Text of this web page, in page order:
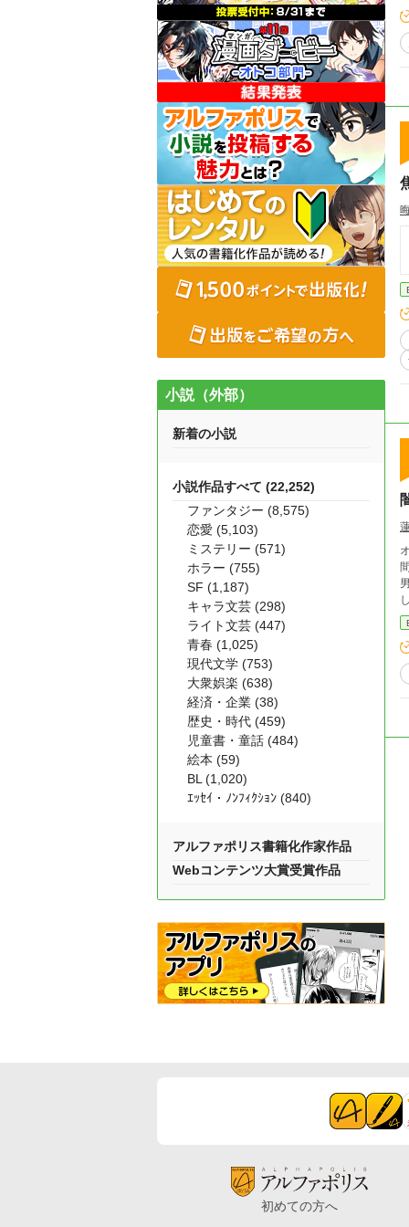
オ
小説（外部）
新着の小説
小説作品すべて (22,252)
ファンタジー (8,575)
恋愛 (5,103)
ミステリー (571)
ホラー (755)
SF (1,187)
キャラ文芸 (298)
ライト文芸 (447)
青春 (1,025)
現代文学 (753)
大衆娯楽 (638)
経済・企業 (38)
歴史・時代 (459)
児童書・童話 (484)
絵本 (59)
BL (1,020)
ｴｯｾｲ・ﾉﾝﾌｨｸｼｮﾝ (840)
アルファポリス書籍化作家作品
Webコンテンツ大賞受賞作品
初めての方へ